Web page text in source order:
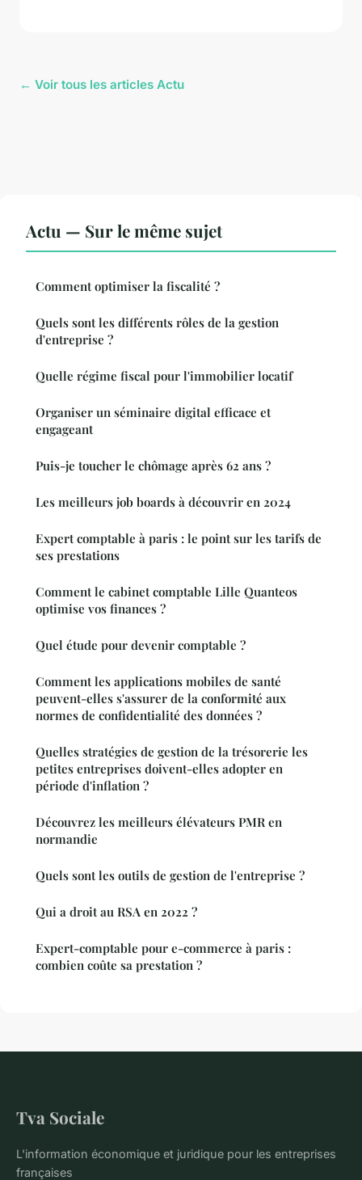
← Voir tous les articles Actu
Actu — Sur le même sujet
Comment optimiser la fiscalité ?
Quels sont les différents rôles de la gestion
d'entreprise ?
Quelle régime fiscal pour l'immobilier locatif
Organiser un séminaire digital efficace et
engageant
Puis-je toucher le chômage après 62 ans ?
Les meilleurs job boards à découvrir en 2024
Expert comptable à paris : le point sur les tarifs de
ses prestations
Comment le cabinet comptable Lille Quanteos
optimise vos finances ?
Quel étude pour devenir comptable ?
Comment les applications mobiles de santé
peuvent-elles s'assurer de la conformité aux
normes de confidentialité des données ?
Quelles stratégies de gestion de la trésorerie les
petites entreprises doivent-elles adopter en
période d'inflation ?
Découvrez les meilleurs élévateurs PMR en
normandie
Quels sont les outils de gestion de l'entreprise ?
Qui a droit au RSA en 2022 ?
Expert-comptable pour e-commerce à paris :
combien coûte sa prestation ?
Tva Sociale
L'information économique et juridique pour les entreprises
françaises